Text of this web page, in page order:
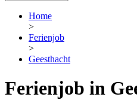
Home
>
Ferienjob
>
Geesthacht
Ferienjob in